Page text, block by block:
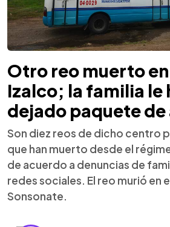
Otro reo muerto
Izalco; la familia le
dejado paquete de
Son diez reos de dicho centro
que han muerto desde el
de acuerdo a denuncias de
redes sociales. El reo murió en
Sonsonate.